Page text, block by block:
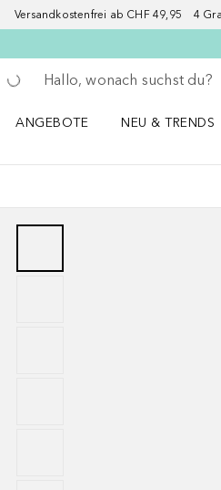
Versandkostenfrei ab CHF 49,95 4
Gehe zurück
Suche ausführen
ANGEBOTE
NEU & TRENDS